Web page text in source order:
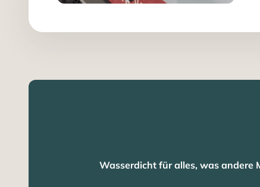
Wasserdicht für alles, was andere